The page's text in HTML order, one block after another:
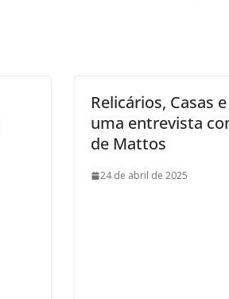
Relicários, Casas
uma entrevista
de Mattos
24 de abril de 2025